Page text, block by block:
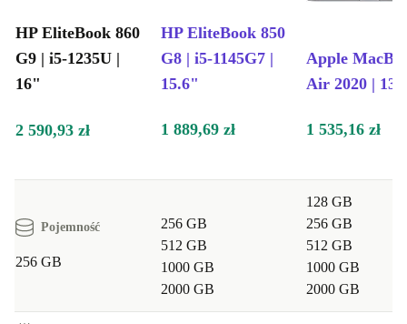
HP EliteBook 860
G9 | i5-1235U |
16"
HP EliteBook 850
G8 | i5-1145G7 |
15.6"
Apple
Air 2020 |
2 590,93 zł 1 889,69 zł 1 535,16 zł
Pojemność
256 GB
256 GB
512 GB
1000 GB
2000 GB
128 GB
256 GB
512 GB
1000 GB
2000 GB